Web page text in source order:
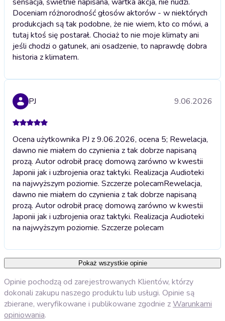
Doceniam różnorodność głosów aktorów - w niektórych
produkcjach są tak podobne, że nie wiem, kto co mówi, a
tutaj ktoś się postarał. Chociaż to nie moje klimaty ani
jeśli chodzi o gatunek, ani osadzenie, to naprawdę dobra
historia z klimatem.
PJ 9.06.2026
Ocena użytkownika PJ z 9.06.2026, ocena 5; Rewelacja,
dawno nie miałem do czynienia z tak dobrze napisaną
prozą. Autor odrobił pracę domową zarówno w kwestii
Japonii jak i uzbrojenia oraz taktyki. Realizacja Audioteki
na najwyższym poziomie. Szczerze polecamRewelacja,
dawno nie miałem do czynienia z tak dobrze napisaną
prozą. Autor odrobił pracę domową zarówno w kwestii
Japonii jak i uzbrojenia oraz taktyki. Realizacja Audioteki
na najwyższym poziomie. Szczerze polecam
Pokaż wszystkie opinie
Opinie pochodzą od zarejestrowanych Klientów, którzy
dokonali zakupu naszego produktu lub usługi. Opinie są
zbierane, weryfikowane i publikowane zgodnie zWarunkami
opiniowania.